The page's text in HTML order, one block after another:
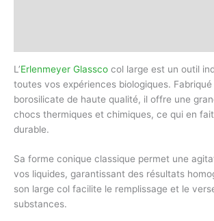
L’Erlenmeyer Glassco col large est un outil
toutes vos expériences biologiques.
borosilicate de haute qualité, il offre une
chocs thermiques et chimiques, ce qui en
durable.
Sa forme conique classique permet une
vos liquides, garantissant des résultats
son large col facilite le remplissage et le
substances.